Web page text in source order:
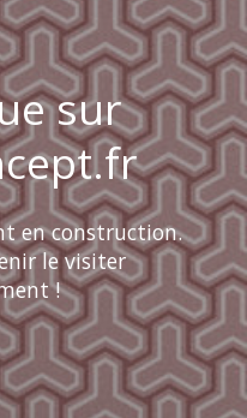
sur
en construction.
le visiter
!